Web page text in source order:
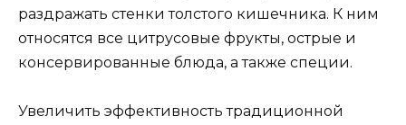
раздражать стенки толстого кишечника. К ним
относятся все цитрусовые фрукты, острые и
консервированные блюда, а также специи.
Увеличить эффективность традиционной